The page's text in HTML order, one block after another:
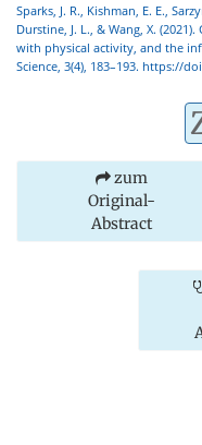
Sparks, J. R., Kishman, E. E.,
Durstine, J. L., & Wang, X.
with physical activity, and the
Science, 3(4), 183–193. https://
zum
Original-
Abstract